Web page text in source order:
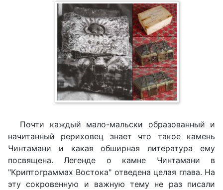
Почти каждый мало-мальски образованный и
начитанный рериховец знает что такое камень
Чинтамани и какая обширная литература ему
посвящена. Легенде о камне Чинтамани в
"Криптограммах Востока" отведена целая глава. На
эту сокровенную и важную тему не раз писали